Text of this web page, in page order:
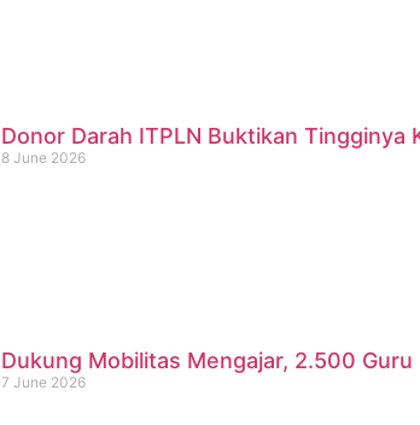
Donor Darah ITPLN Buktikan Tingginya
8 June 2026
Dukung Mobilitas Mengajar, 2.500
7 June 2026